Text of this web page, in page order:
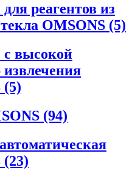
реагентов из
OMSONS (5)
высокой
(5)
(94)
(23)